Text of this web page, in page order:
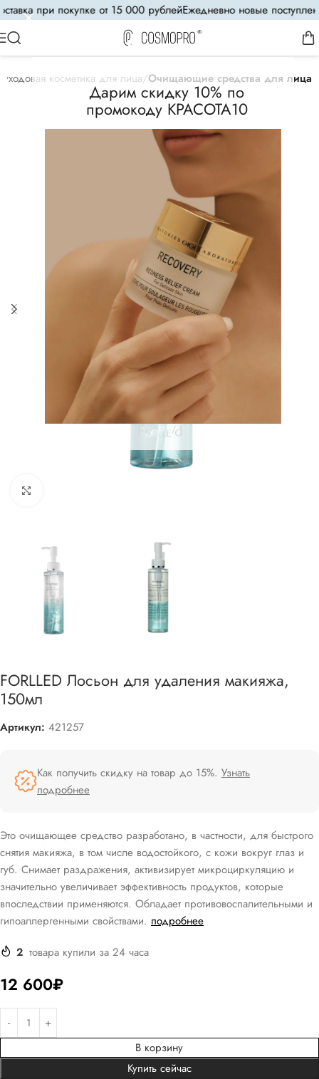
Дарим скидку 10% по
промокоду КРАСОТА10
при покупке от 15 000 рублейЕжедневно новые поступления
косметика для лица Очищающие средства для лица
FORLLED Лосьон для удаления макияжа,
150мл
Артикул: 421257
Как получить скидку на товар до 15%. Узнать
подробнее
Это очищающее средство разработано, в частности, для быстрого
снятия макияжа, в том числе водостойкого, с кожи вокруг глаз и
губ. Снимает раздражения, активизирует микроциркуляцию и
значительно увеличивает эффективность продуктов, которые
впоследствии применяются. Обладает противовоспалительными и
гипоаллергенными свойствами. подробнее
2 товара купили за 24 часа
12 600₽
В корзину
Купить сейчас